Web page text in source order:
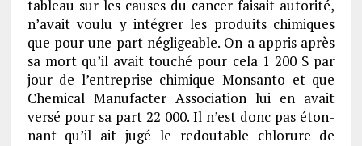
tableau sur les causes du cancer faisait auto­rité,
n’avait voulu y inté­grer les produits chimiques
que pour une part négli­geable. On a appris après
sa mort qu’il avait touché pour cela 1 200 $ par
jour de l’en­tre­prise chimique Monsanto et que
Chemi­cal Manu­fac­ter Asso­cia­tion lui en avait
versé pour sa part 22 000. Il n’est donc pas éton­
nant qu’il ait jugé le redou­table chlo­rure de